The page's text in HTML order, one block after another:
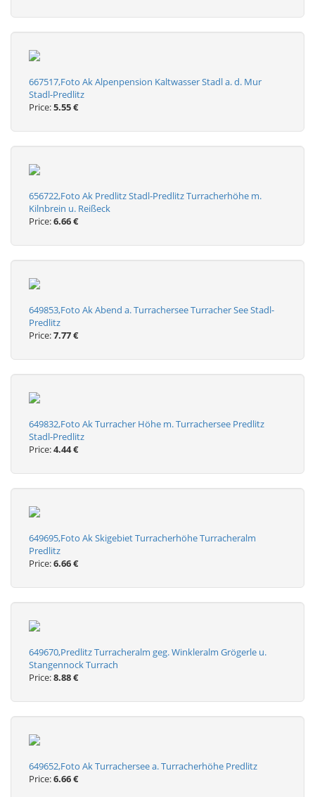
667517,Foto Ak Alpenpension Kaltwasser Stadl a. d. Mur
Stadl-Predlitz
Price:5.55 €
656722,Foto Ak Predlitz Stadl-Predlitz Turracherhöhe m.
Kilnbrein u. Reißeck
Price:6.66 €
649853,Foto Ak Abend a. Turrachersee Turracher See Stadl-
Predlitz
Price:7.77 €
649832,Foto Ak Turracher Höhe m. Turrachersee Predlitz
Stadl-Predlitz
Price:4.44 €
649695,Foto Ak Skigebiet Turracherhöhe Turracheralm
Predlitz
Price:6.66 €
649670,Predlitz Turracheralm geg. Winkleralm Grögerle u.
Stangennock Turrach
Price:8.88 €
649652,Foto Ak Turrachersee a. Turracherhöhe Predlitz
Price:6.66 €